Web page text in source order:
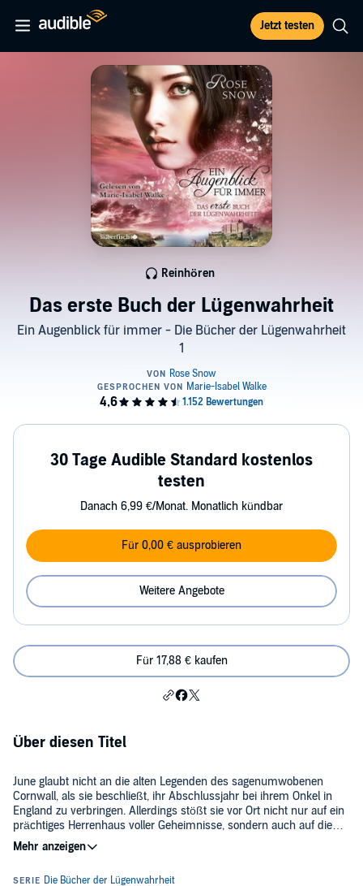
Jetzt testen
Das erste Buch der Lügenwahrheit
Ein Augenblick für immer - Die Bücher der Lügenwahrheit
1
Reinhören
30 Tage Audible Standard kostenlos
testen
Danach 6,99 €/Monat. Monatlich kündbar
Für 0,00 € ausprobieren
Weitere Angebote
Für 17,88 € kaufen
Über diesen Titel
June glaubt nicht an die alten Legenden des sagenumwobenen
Cornwall, als sie beschließt, ihr Abschlussjahr bei ihrem Onkel in
England zu verbringen. Allerdings stößt sie vor Ort nicht nur auf ein
prächtiges Herrenhaus voller Geheimnisse, sondern auch auf die
ungleichen Brüder Blake und Preston, die eine magische Anziehung
auf sie ausüben. Doch die beiden scheinen ihr etwas zu
©2018 Ravensburger Buchverlag Otto Maier GmbH, Ravensburg